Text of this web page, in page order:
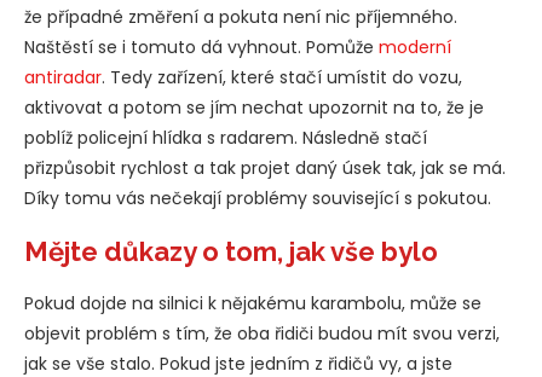
že případné změření a pokuta není nic příjemného.
Naštěstí se i tomuto dá vyhnout. Pomůže moderní
antiradar. Tedy zařízení, které stačí umístit do vozu,
aktivovat a potom se jím nechat upozornit na to, že je
poblíž policejní hlídka s radarem. Následně stačí
přizpůsobit rychlost a tak projet daný úsek tak, jak se má.
Díky tomu vás nečekají problémy související s pokutou.
Mějte důkazy o tom, jak vše bylo
Pokud dojde na silnici k nějakému karambolu, může se
objevit problém s tím, že oba řidiči budou mít svou verzi,
jak se vše stalo. Pokud jste jedním z řidičů vy, a jste